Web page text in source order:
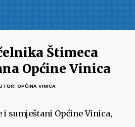
Štimeca
Općine Vinica
OPĆINA VINICA
i sumještani Općine Vinica,